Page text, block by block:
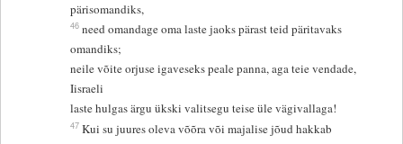
pärisomandiks,
46 need omandage oma laste jaoks pärast teid päritavaks
omandiks;
neile võite orjuse igaveseks peale panna, aga teie vendade,
Iisraeli
laste hulgas ärgu ükski valitsegu teise üle vägivallaga!
47 Kui su juures oleva võõra või majalise jõud hakkab